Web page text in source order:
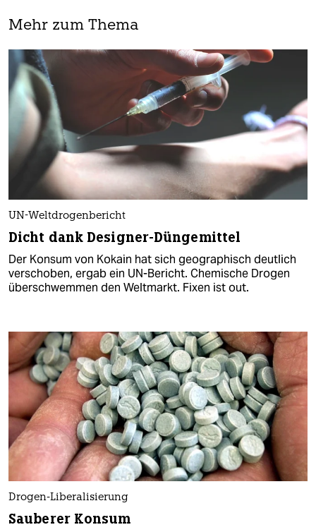
Mehr zum Thema
UN-Weltdrogenbericht
Dicht dank Designer-Düngemittel
Der Konsum von Kokain hat sich geographisch deutlich
verschoben, ergab ein UN-Bericht. Chemische Drogen
überschwemmen den Weltmarkt. Fixen ist out.
Drogen-Liberalisierung
Sauberer Konsum